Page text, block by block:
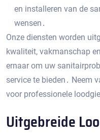
en installeren van de
wensen․
Onze diensten worden
kwaliteit, vakmanschap
ernaar om uw
service te bieden․ Neem
voor professionele
Uitgebreide